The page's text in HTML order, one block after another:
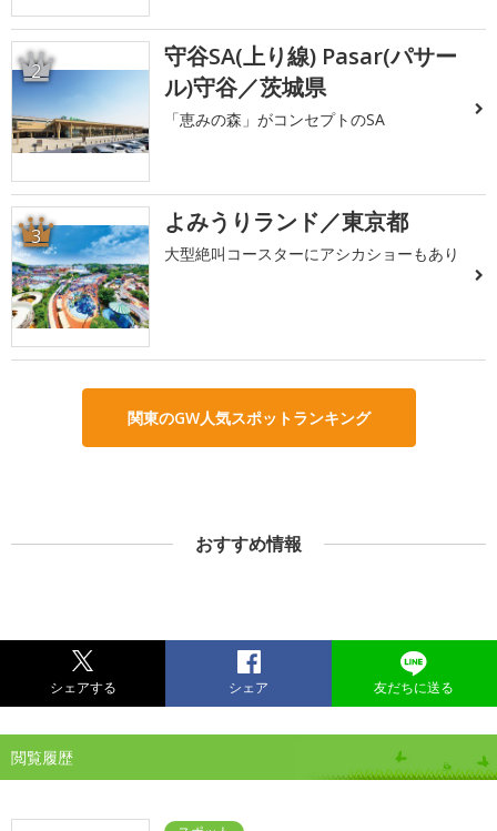
2
守谷SA(上り線) Pasar(パサー
ル)守谷／茨城県
「恵みの森」がコンセプトのSA
3 よみうりランド／東京都
大型絶叫コースターにアシカショーもあり
関東のGW人気スポットランキング
おすすめ情報
シェアする シェア 友だちに送る
閲覧履歴